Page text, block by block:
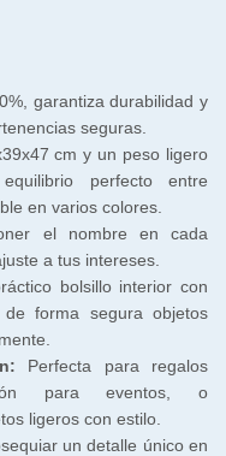
garantiza durabilidad y
seguras.
cm y un peso ligero
perfecto entre
en varios colores.
el nombre en cada
a tus intereses.
bolsillo interior con
forma segura objetos
Perfecta para regalos
para eventos, o
ligeros con estilo.
un detalle único en